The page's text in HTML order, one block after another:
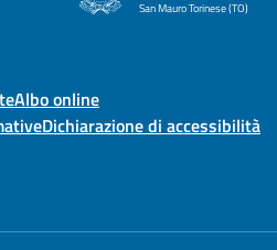
San Mauro Torinese (TO)
Albo online
Dichiarazione di accessibilità